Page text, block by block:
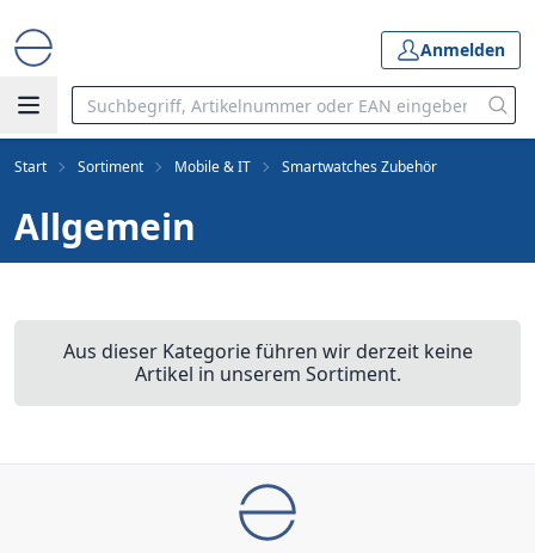
Anmelden
Start Sortiment Mobile & IT Smartwatches Zubehör
Allgemein
Aus dieser Kategorie führen wir derzeit keine
Artikel in unserem Sortiment.